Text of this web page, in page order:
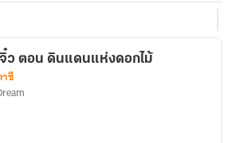
ว ตอน ดินแดนแห่งดอกไม้
ซี